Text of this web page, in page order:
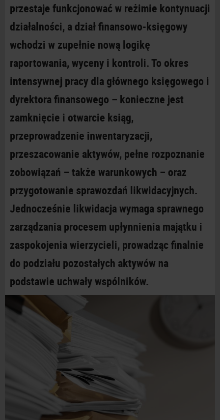
przestaje funkcjonować w reżimie kontynuacji
działalności, a dział finansowo-księgowy
wchodzi w zupełnie nową logikę
raportowania, wyceny i kontroli. To okres
intensywnej pracy dla głównego księgowego i
dyrektora finansowego – konieczne jest
zamknięcie i otwarcie ksiąg,
przeprowadzenie inwentaryzacji,
przeszacowanie aktywów, pełne rozpoznanie
zobowiązań – także warunkowych – oraz
przygotowanie sprawozdań likwidacyjnych.
Jednocześnie likwidacja wymaga sprawnego
zarządzania procesem upłynnienia majątku i
zaspokojenia wierzycieli, prowadząc finalnie
do podziału pozostałych aktywów na
podstawie uchwaływspólników.